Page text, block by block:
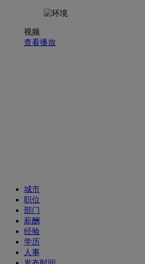
视频
查看播放
城市
职位
部门
薪酬
经验
学历
人事